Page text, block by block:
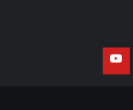
یوتیوب